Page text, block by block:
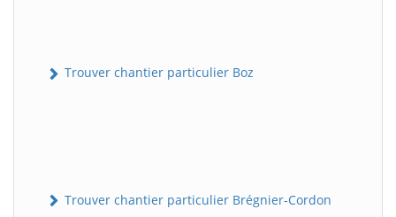
Trouver chantier particulier Boz
Trouver chantier particulier Brégnier-Cordon